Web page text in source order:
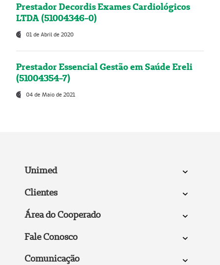
Prestador Decordis Exames Cardiológicos
LTDA (51004346-0)
01 de Abril de 2020
Prestador Essencial Gestão em Saúde Ereli
(51004354-7)
04 de Maio de 2021
Unimed
Clientes
Área do Cooperado
Fale Conosco
Comunicação